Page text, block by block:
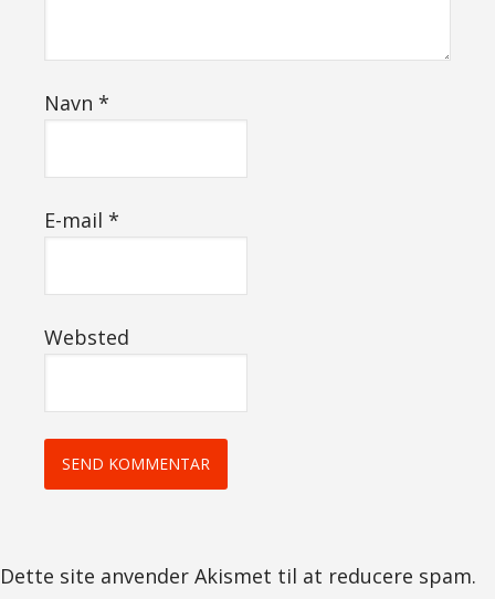
Navn *
E-mail *
Websted
Dette site anvender Akismet til at reducere spam.